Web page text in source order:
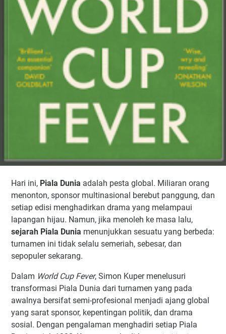
Hari ini, Piala Dunia adalah pesta global. Miliaran orang
menonton, sponsor multinasional berebut panggung, dan
setiap edisi menghadirkan drama yang melampaui
lapangan hijau. Namun, jika menoleh ke masa lalu,
sejarah Piala Dunia menunjukkan sesuatu yang berbeda:
turnamen ini tidak selalu semeriah, sebesar, dan
sepopuler sekarang.
Dalam World Cup Fever, Simon Kuper menelusuri
transformasi Piala Dunia dari turnamen yang pada
awalnya bersifat semi-profesional menjadi ajang global
yang sarat sponsor, kepentingan politik, dan drama
sosial. Dengan pengalaman menghadiri setiap Piala